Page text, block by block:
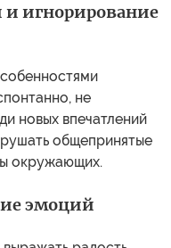
игнорирование
не
новых впечатлений
общепринятые
окружающих.
эмоций